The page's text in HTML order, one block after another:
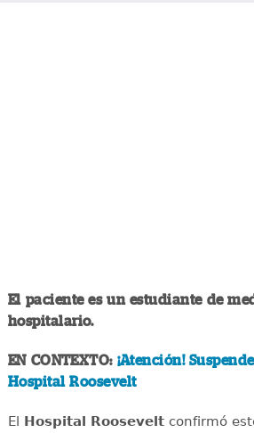
El paciente es un estudiante de
hospitalario.
EN CONTEXTO: ¡Atención!
Hospital Roosevelt
El Hospital Rooseveltconfirmó